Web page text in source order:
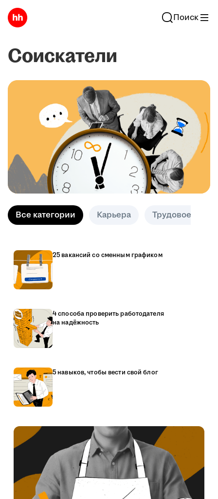
Поиск
Соискатели
Все категории Карьера Трудовое право
25 вакансий со сменным графиком
4 способа проверить работодателя
на надёжность
5 навыков, чтобы вести свой блог